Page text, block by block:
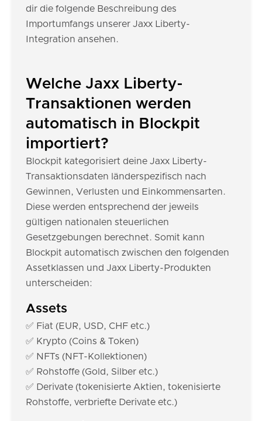
dir die folgende Beschreibung des
Importumfangs unserer Jaxx Liberty-
Integration ansehen.
Welche Jaxx Liberty-
Transaktionen werden
automatisch in Blockpit
importiert?
Blockpit kategorisiert deine Jaxx Liberty-
Transaktionsdaten länderspezifisch nach
Gewinnen, Verlusten und Einkommensarten.
Diese werden entsprechend der jeweils
gültigen nationalen steuerlichen
Gesetzgebungen berechnet. Somit kann
Blockpit automatisch zwischen den folgenden
Assetklassen und Jaxx Liberty-Produkten
unterscheiden:
Assets
✅ Fiat (EUR, USD, CHF etc.)
✅ Krypto (Coins & Token)
✅ NFTs (NFT-Kollektionen)
✅ Rohstoffe (Gold, Silber etc.)
✅ Derivate (tokenisierte Aktien, tokenisierte
Rohstoffe, verbriefte Derivate etc.)